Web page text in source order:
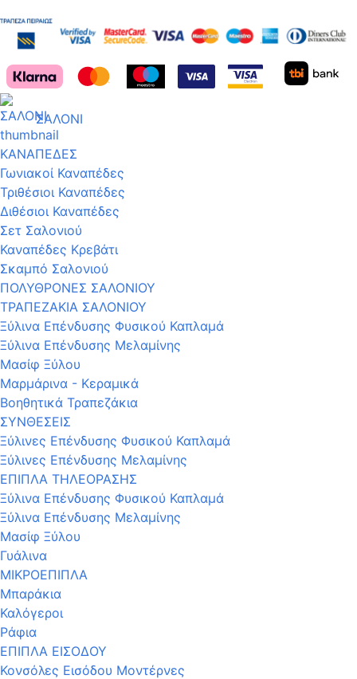
ΣΑΛΟΝΙ
ΚΑΝΑΠΕΔΕΣ
Γωνιακοί Καναπέδες
Τριθέσιοι Καναπέδες
Διθέσιοι Καναπέδες
Σετ Σαλονιού
Καναπέδες Κρεβάτι
Σκαμπό Σαλονιού
ΠΟΛΥΘΡΟΝΕΣ ΣΑΛΟΝΙΟΥ
ΤΡΑΠΕΖΑΚΙΑ ΣΑΛΟΝΙΟΥ
Ξύλινα Επένδυσης Φυσικού Καπλαμά
Ξύλινα Επένδυσης Μελαμίνης
Μασίφ Ξύλου
Μαρμάρινα - Κεραμικά
Βοηθητικά Τραπεζάκια
ΣΥΝΘΕΣΕΙΣ
Ξύλινες Επένδυσης Φυσικού Καπλαμά
Ξύλινες Επένδυσης Μελαμίνης
ΕΠΙΠΛΑ ΤΗΛΕΟΡΑΣΗΣ
Ξύλινα Επένδυσης Φυσικού Καπλαμά
Ξύλινα Επένδυσης Μελαμίνης
Μασίφ Ξύλου
Γυάλινα
ΜΙΚΡΟΕΠΙΠΛΑ
Μπαράκια
Καλόγεροι
Ράφια
ΕΠΙΠΛΑ ΕΙΣΟΔΟΥ
Κονσόλες Εισόδου Μοντέρνες